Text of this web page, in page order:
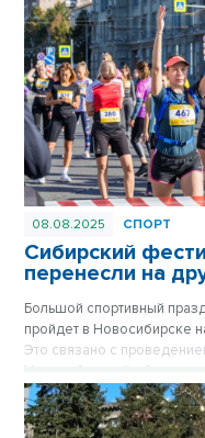
08.08.2025 СПОРТ
Сибирский
перенесли на
Большой спортивный
пройдет в Новосибирске
Это связано с
Новосибирской области.